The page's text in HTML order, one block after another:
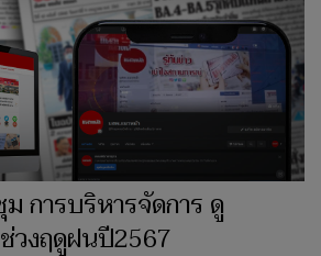
การบริหารจัดการ ดู
วงฤดูฝนปี2567